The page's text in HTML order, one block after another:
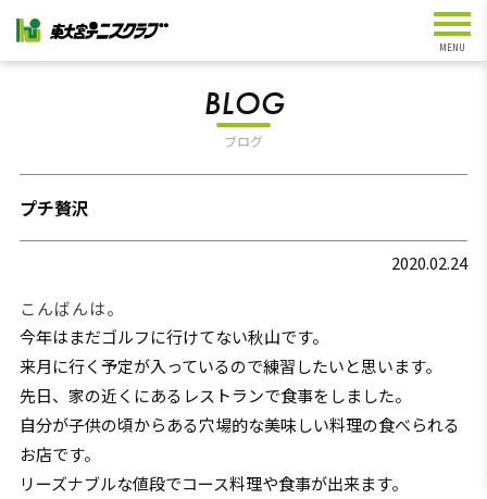
BLOG
ブログ
プチ贅沢
2020.02.24
こんばんは。
今年はまだゴルフに行けてない秋山です。
来月に行く予定が入っているので練習したいと思います。
先日、家の近くにあるレストランで食事をしました。
自分が子供の頃からある穴場的な美味しい料理の食べられる
お店です。
リーズナブルな値段でコース料理や食事が出来ます。